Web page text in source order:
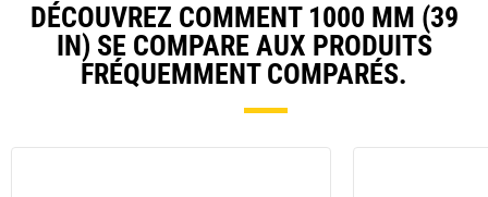
DÉCOUVREZ COMMENT 1000 MM (39
IN) SE COMPARE AUX PRODUITS
FRÉQUEMMENT COMPARÉS.